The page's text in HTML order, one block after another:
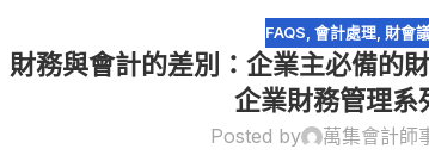
FAQS ,會計處理 財會
財務與會計的差別：企業主必備的
企業財務管理系
Posted by
萬集會計師